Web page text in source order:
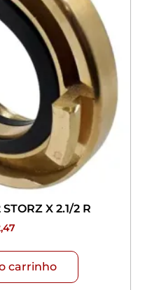
X 2.1/2 R
carrinho